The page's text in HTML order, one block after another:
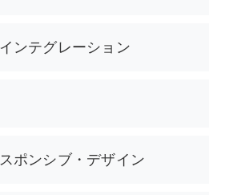
ンテグレーション
ポンシブ・デザイン